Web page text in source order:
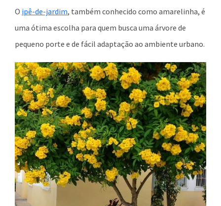
O ipê-de-jardim, também conhecido como amarelinha, é
uma ótima escolha para quem busca uma árvore de
pequeno porte e de fácil adaptação ao ambiente urbano.